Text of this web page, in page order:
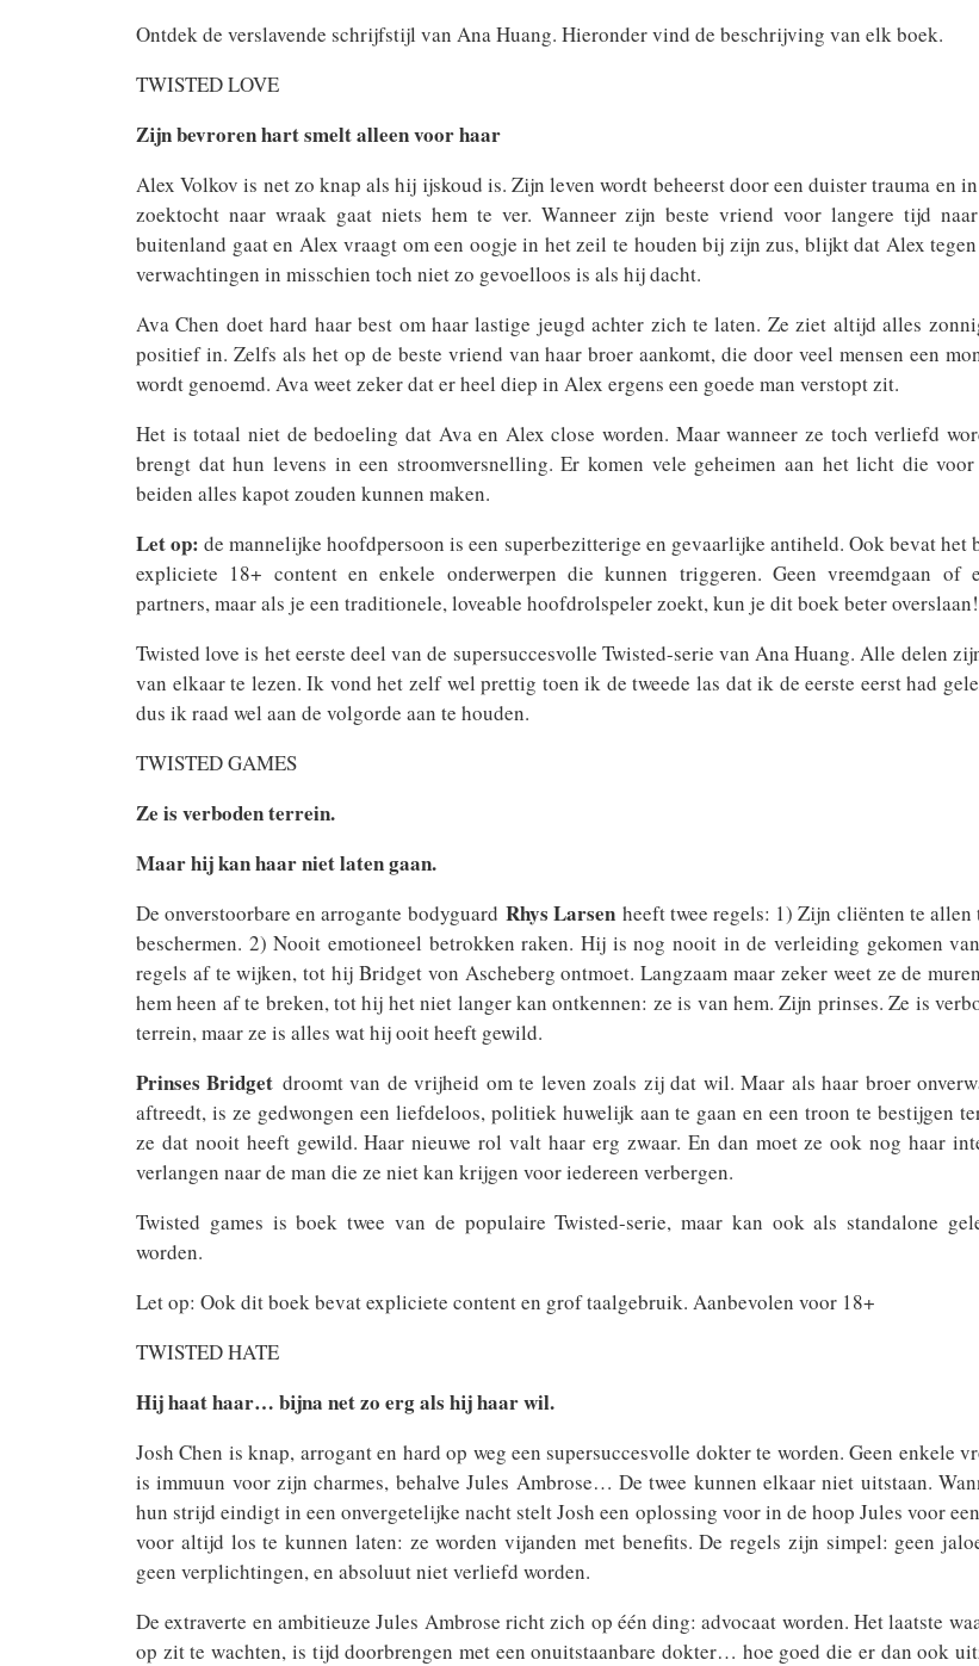
Ontdek de verslavende schrijfstijl van Ana Huang. Hieronder vind de beschrijving van elk boek.
TWISTED LOVE
Zijn bevroren hart smelt alleen voor haar
Alex Volkov is net zo knap als hij ijskoud is. Zijn leven wordt beheerst door een duister trauma en
zoektocht naar wraak gaat niets hem te ver. Wanneer zijn beste vriend voor langere tijd
buitenland gaat en Alex vraagt om een oogje in het zeil te houden bij zijn zus, blijkt dat Alex
verwachtingen in misschien toch niet zo gevoelloos is als hij dacht.
Ava Chen doet hard haar best om haar lastige jeugd achter zich te laten. Ze ziet altijd alles
positief in. Zelfs als het op de beste vriend van haar broer aankomt, die door veel mensen een
wordt genoemd. Ava weet zeker dat er heel diep in Alex ergens een goede man verstopt zit.
Het is totaal niet de bedoeling dat Ava en Alex close worden. Maar wanneer ze toch verliefd
brengt dat hun levens in een stroomversnelling. Er komen vele geheimen aan het licht die voor
beiden alles kapot zouden kunnen maken.
Let op: de mannelijke hoofdpersoon is een superbezitterige en gevaarlijke antiheld. Ook bevat het
expliciete 18+ content en enkele onderwerpen die kunnen triggeren. Geen vreemdgaan of
partners, maar als je een traditionele, loveable hoofdrolspeler zoekt, kun je dit boek beter overslaan!
Twisted love is het eerste deel van de supersuccesvolle Twisted-serie van Ana Huang. Alle delen
van elkaar te lezen. Ik vond het zelf wel prettig toen ik de tweede las dat ik de eerste eerst had
dus ik raad wel aan de volgorde aan te houden.
TWISTED GAMES
Ze is verboden terrein.
Maar hij kan haar niet laten gaan.
De onverstoorbare en arrogante bodyguard Rhys Larsenheeft twee regels: 1) Zijn cliënten te allen
beschermen. 2) Nooit emotioneel betrokken raken. Hij is nog nooit in de verleiding gekomen
regels af te wijken, tot hij Bridget von Ascheberg ontmoet. Langzaam maar zeker weet ze de
hem heen af te breken, tot hij het niet langer kan ontkennen: ze is van hem. Zijn prinses. Ze is
terrein, maar ze is alles wat hij ooit heeft gewild.
Prinses Bridget droomt van de vrijheid om te leven zoals zij dat wil. Maar als haar broer
aftreedt, is ze gedwongen een liefdeloos, politiek huwelijk aan te gaan en een troon te bestijgen
ze dat nooit heeft gewild. Haar nieuwe rol valt haar erg zwaar. En dan moet ze ook nog haar
verlangen naar de man die ze niet kan krijgen voor iedereen verbergen.
Twisted games is boek twee van de populaire Twisted-serie, maar kan ook als standalone
worden.
Let op: Ook dit boek bevat expliciete content en grof taalgebruik. Aanbevolen voor 18+
TWISTED HATE
Hij haat haar… bijna net zo erg als hij haar wil.
Josh Chen is knap, arrogant en hard op weg een supersuccesvolle dokter te worden. Geen enkele
is immuun voor zijn charmes, behalve Jules Ambrose… De twee kunnen elkaar niet uitstaan.
hun strijd eindigt in een onvergetelijke nacht stelt Josh een oplossing voor in de hoop Jules voor
voor altijd los te kunnen laten: ze worden vijanden met benefits. De regels zijn simpel: geen
geen verplichtingen, en absoluut niet verliefd worden.
De extraverte en ambitieuze Jules Ambrose richt zich op één ding: advocaat worden. Het laatste
op zit te wachten, is tijd doorbrengen met een onuitstaanbare dokter… hoe goed die er dan ook